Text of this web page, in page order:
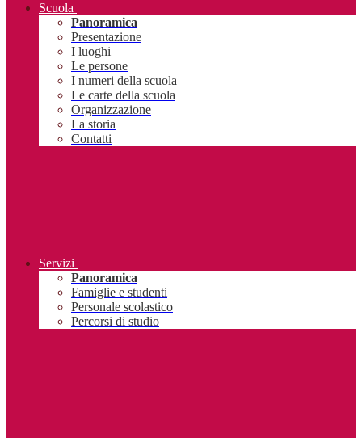
Scuola
Panoramica
Presentazione
I luoghi
Le persone
I numeri della scuola
Le carte della scuola
Organizzazione
La storia
Contatti
Servizi
Panoramica
Famiglie e studenti
Personale scolastico
Percorsi di studio